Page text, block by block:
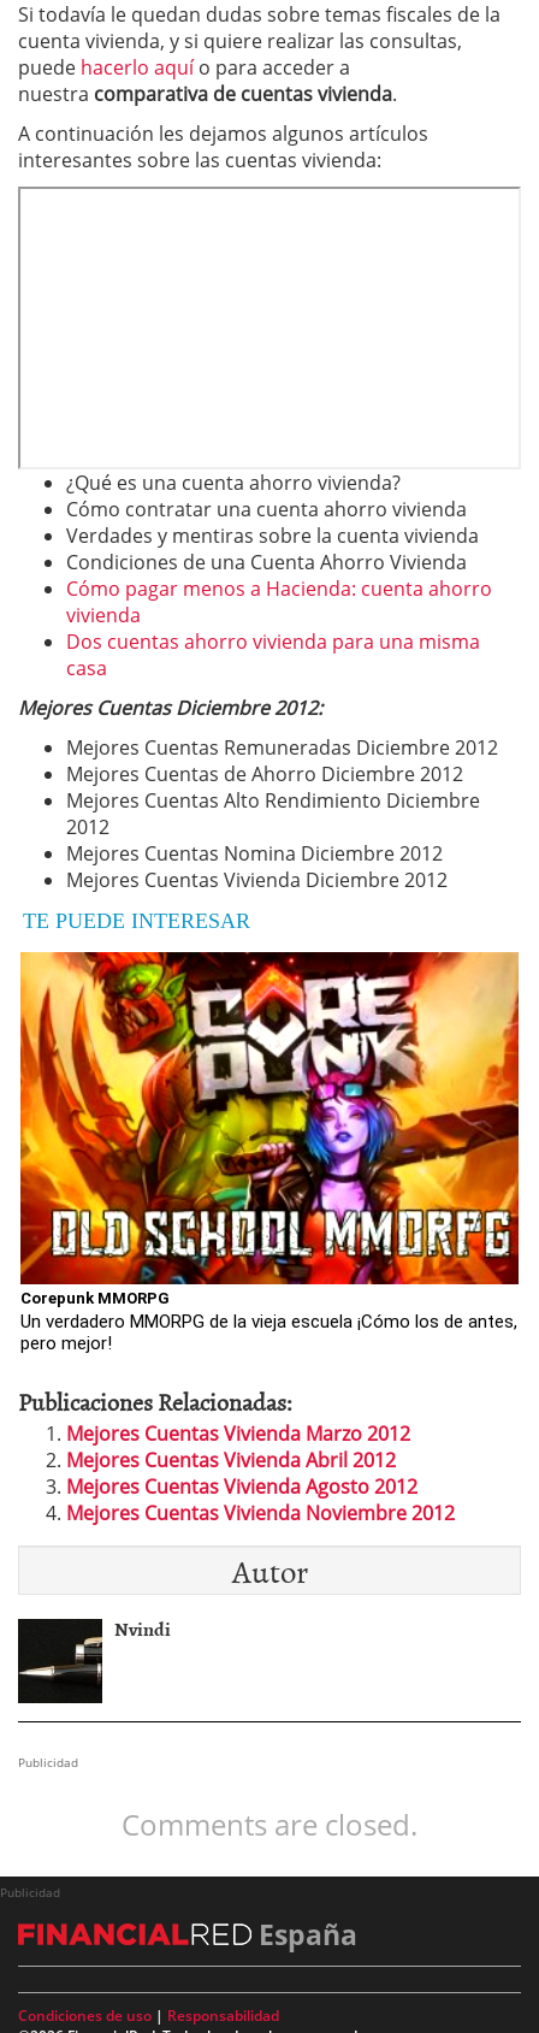
Si todavía le quedan dudas sobre temas fiscales de la
cuenta vivienda, y si quiere realizar las consultas,
puede hacerlo aquío para acceder a
nuestra comparativa de cuentas vivienda.
A continuación les dejamos algunos artículos
interesantes sobre las cuentas vivienda:
¿Qué es una cuenta ahorro vivienda?
Cómo contratar una cuenta ahorro vivienda
Verdades y mentiras sobre la cuenta vivienda
Condiciones de una Cuenta Ahorro Vivienda
Cómo pagar menos a Hacienda: cuenta ahorro
vivienda
Dos cuentas ahorro vivienda para una misma
casa
Mejores Cuentas Diciembre 2012:
Mejores Cuentas Remuneradas Diciembre 2012
Mejores Cuentas de Ahorro Diciembre 2012
Mejores Cuentas Alto Rendimiento Diciembre
2012
Mejores Cuentas Nomina Diciembre 2012
Mejores Cuentas Vivienda Diciembre 2012
TE PUEDE INTERESAR
Corepunk MMORPG
Un verdadero MMORPG de la vieja escuela ¡Cómo los de antes,
pero mejor!
Publicaciones Relacionadas:
Mejores Cuentas Vivienda Marzo 2012
Mejores Cuentas Vivienda Abril 2012
Mejores Cuentas Vivienda Agosto 2012
Mejores Cuentas Vivienda Noviembre 2012
Autor
Nvindi
Publicidad
Comments are closed.
Publicidad
España
Condiciones de uso | Responsabilidad